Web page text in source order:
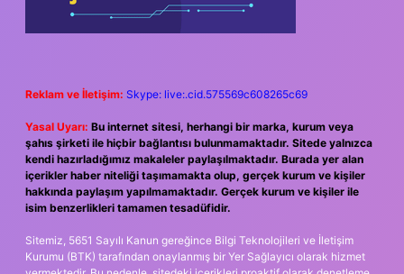
Reklam ve İletişim: Skype: live:.cid.575569c608265c69
Yasal Uyarı: Bu internet sitesi, herhangi bir marka, kurum veya
şahıs şirketi ile hiçbir bağlantısı bulunmamaktadır. Sitede yalnızca
kendi hazırladığımız makaleler paylaşılmaktadır. Burada yer alan
içerikler haber niteliği taşımamakta olup, gerçek kurum ve kişiler
hakkında paylaşım yapılmamaktadır. Gerçek kurum ve kişiler ile
isim benzerlikleri tamamen tesadüfidir.
Sitemiz, 5651 Sayılı Kanun gereğince Bilgi Teknolojileri ve İletişim
Kurumu (BTK) tarafından onaylanmış bir Yer Sağlayıcı olarak hizmet